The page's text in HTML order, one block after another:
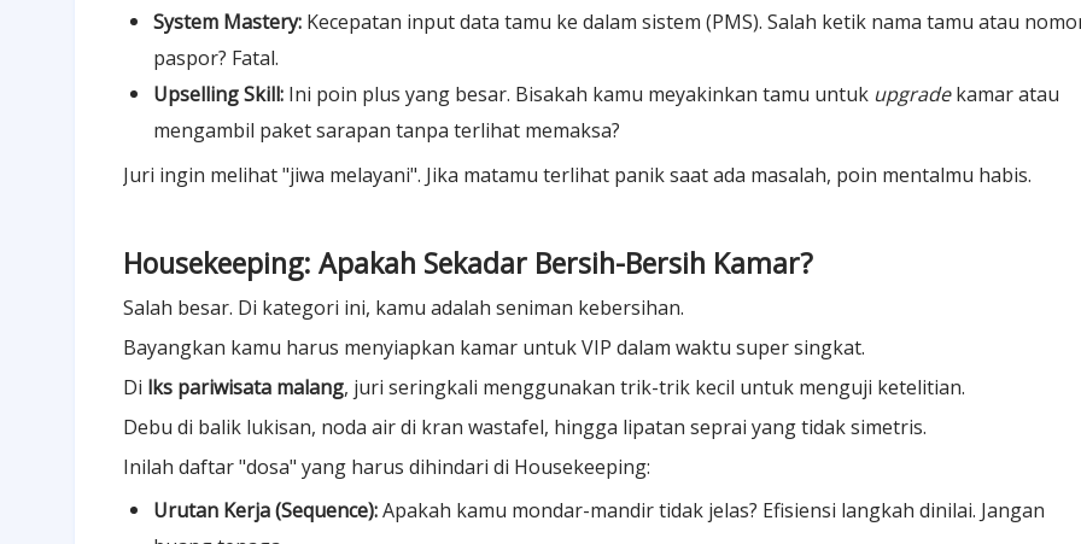
System Mastery: Kecepatan input data tamu ke dalam sistem (PMS). Salah ketik nama tamu atau
paspor? Fatal.
Upselling Skill: Ini poin plus yang besar. Bisakah kamu meyakinkan tamu untuk upgradekamar atau
mengambil paket sarapan tanpa terlihat memaksa?
Juri ingin melihat "jiwa melayani". Jika matamu terlihat panik saat ada masalah, poin mentalmu habis.
Housekeeping: Apakah Sekadar Bersih-Bersih Kamar?
Salah besar. Di kategori ini, kamu adalah seniman kebersihan.
Bayangkan kamu harus menyiapkan kamar untuk VIP dalam waktu super singkat.
Di lks pariwisata malang, juri seringkali menggunakan trik-trik kecil untuk menguji ketelitian.
Debu di balik lukisan, noda air di kran wastafel, hingga lipatan seprai yang tidak simetris.
Inilah daftar "dosa" yang harus dihindari di Housekeeping:
Urutan Kerja (Sequence):Apakah kamu mondar-mandir tidak jelas? Efisiensi langkah dinilai. Jangan